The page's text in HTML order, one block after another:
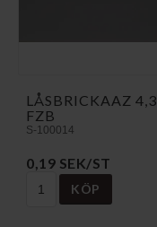
LÅSBRICKAAZ 4,3
FZB
S-100014
0,19 SEK/ST
KÖP